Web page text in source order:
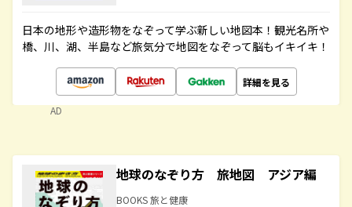
日本の地形や造形物をなぞって学ぶ新しい地図本！観光名所や
橋、川、湖、半島など旅気分で地図をなぞって脳もイキイキ！
詳細を見る
AD
地球のなぞり方 旅地図 アジア編
BOOKS 旅と健康